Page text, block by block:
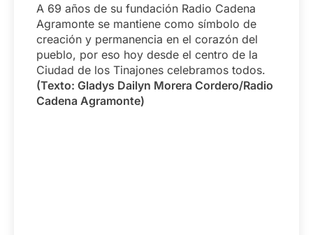
A 69 años de su fundación Radio Cadena
Agramonte se mantiene como símbolo de
creación y permanencia en el corazón del
pueblo, por eso hoy desde el centro de la
Ciudad de los Tinajones celebramos todos.
(Texto: Gladys Dailyn Morera Cordero/Radio
Cadena Agramonte)